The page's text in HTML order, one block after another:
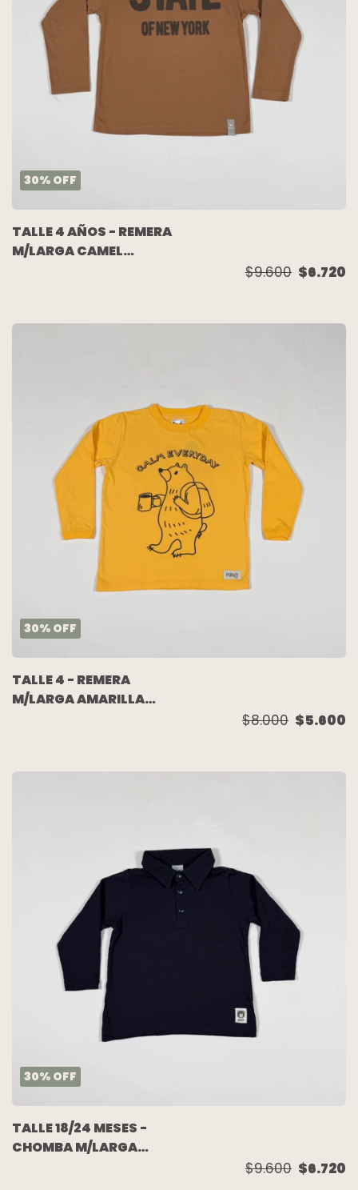
30% OFF
TALLE 4 AÑOS - REMERA
M/LARGA CAMEL
$9.600 $6.720
30% OFF
TALLE 4 - REMERA
M/LARGA AMARILLA
$8.000 $5.600
30% OFF
TALLE 18/24 MESES -
CHOMBA M/LARGA
$9.600 $6.720